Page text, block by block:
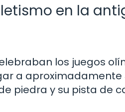
en la
los juegos
a aproximadamente
piedra y su pista de